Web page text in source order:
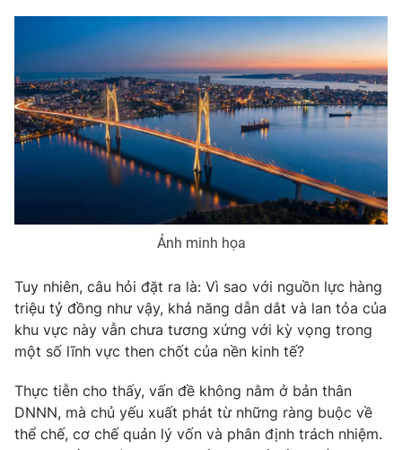
Lịch phát sóng
Chuyên mục khác
Emagazine Podcast
Infographic
Video Shorts video
VTV Money VTV Thể thao
VTV Sức khoẻ Bất động sản
Thị trường 24h Tấm lòng Việt
VTV4 Vươn mình bằng AI
Ảnh minh họa
Tuy nhiên, câu hỏi đặt ra là: Vì sao với nguồn lực hàng
triệu tỷ đồng như vậy, khả năng dẫn dắt và lan tỏa của
khu vực này vẫn chưa tương xứng với kỳ vọng trong
một số lĩnh vực then chốt của nền kinh tế?
Thực tiễn cho thấy, vấn đề không nằm ở bản thân
DNNN, mà chủ yếu xuất phát từ những ràng buộc về
thể chế, cơ chế quản lý vốn và phân định trách nhiệm.